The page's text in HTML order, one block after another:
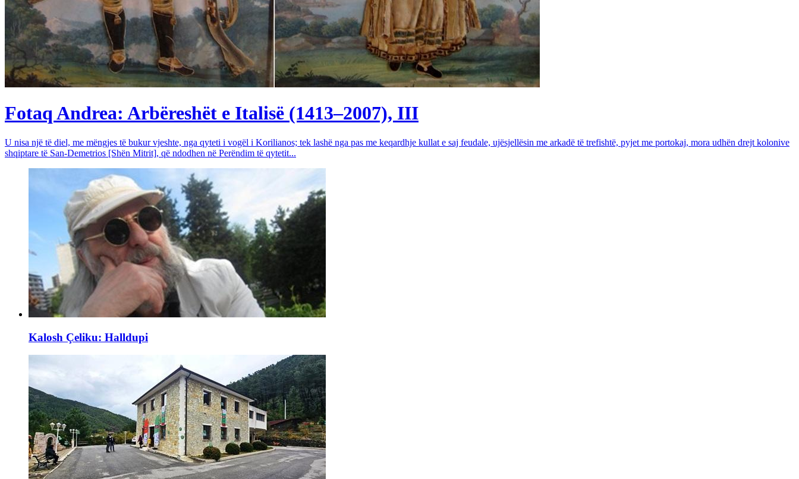
Fotaq Andrea: Arbëreshët e Italisë (1413–2007), III
U nisa një të diel, me mëngjes të bukur vjeshte, nga qyteti i vogël i Korilianos; tek lashë nga pas me keqardhje kullat e saj feudale, ujësjellësin me arkadë të trefishtë, pyjet me portokaj, mora udhën drejt kolonive
shqiptare të San-Demetrios [Shën Mitrit], që ndodhen në Perëndim të qytetit...
Kalosh Çeliku: Halldupi